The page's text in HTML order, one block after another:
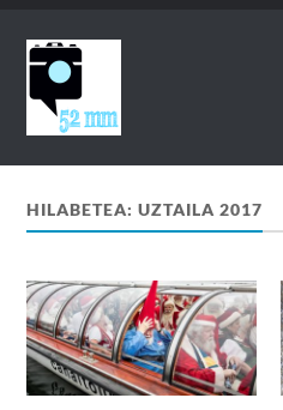
HILABETEA:UZTAILA 2017